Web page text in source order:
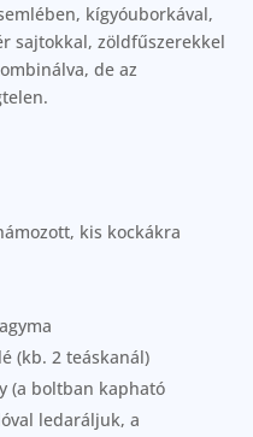
kígyóuborkával,
sajtokkal, zöldfűszerekkel
de az
kis kockákra
(kb. 2 teáskanál)
(a boltban kapható
ledaráljuk, a